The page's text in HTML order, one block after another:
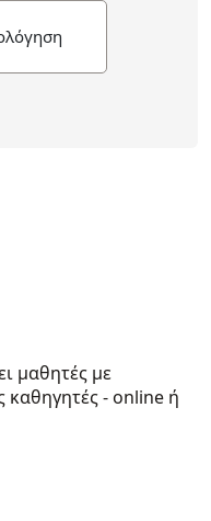
μαθητές με
καθηγητές - online ή